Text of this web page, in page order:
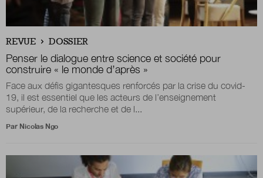
REVUE DOSSIER
Penser le dialogue entre science et société pour
construire « le monde d’après »
Face aux défis gigantesques renforcés par la crise du covid-
19, il est essentiel que les acteurs de l’enseignement
supérieur, de la recherche et de l...
Par Nicolas Ngo